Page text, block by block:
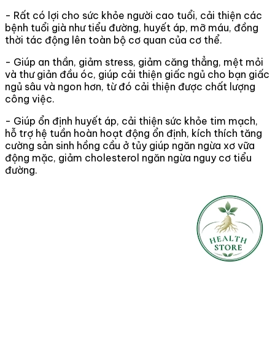
- Rất có lợi cho sức khỏe người cao tuổi, cải thiện các
bệnh tuổi già như tiểu đường, huyết áp, mỡ máu, đồng
thời tác động lên toàn bộ cơ quan của cơ thể.
- Giúp an thần, giảm stress, giảm căng thẳng, mệt mỏi
và thư giản đầu óc, giúp cải thiện giấc ngủ cho bạn giấc
ngủ sâu và ngon hơn, từ đó cải thiện được chất lượng
công việc.
- Giúp ổn định huyết áp, cải thiện sức khỏe tim mạch,
hỗ trợ hệ tuần hoàn hoạt động ổn định, kích thích tăng
cường sản sinh hồng cầu ở tủy giúp ngăn ngừa xơ vữa
động mặc, giảm cholesterol ngăn ngừa nguy cơ tiểu
đường.